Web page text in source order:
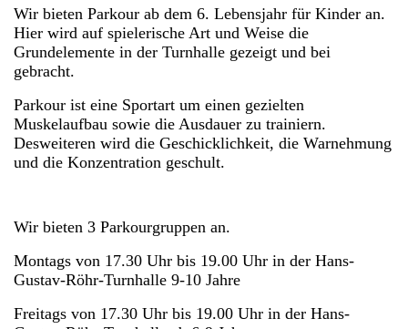
Wir bieten Parkour ab dem 6. Lebensjahr für Kinder an.
Hier wird auf spielerische Art und Weise die
Grundelemente in der Turnhalle gezeigt und bei
gebracht.
Parkour ist eine Sportart um einen gezielten
Muskelaufbau sowie die Ausdauer zu trainiern.
Desweiteren wird die Geschicklichkeit, die Warnehmung
und die Konzentration geschult.
Wir bieten 3 Parkourgruppen an.
Montags von 17.30 Uhr bis 19.00 Uhr in der Hans-
Gustav-Röhr-Turnhalle 9-10 Jahre
Freitags von 17.30 Uhr bis 19.00 Uhr in der Hans-